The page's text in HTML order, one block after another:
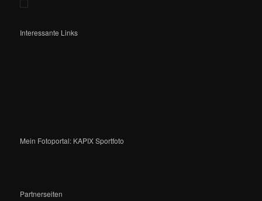
Interessante Links
Mein Fotoportal: KAPIX Sportfoto
Partnerseiten